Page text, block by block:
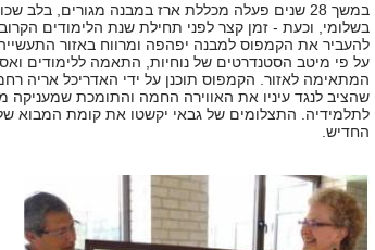
במשך 28 שנים פעלה מכללת ארז במבנה מגורים, בלב
בשלומי, וכעת - זמן קצר לפני תחילת שנת הלימודים
להעביר את הקמפוס למבנה יפהפה ומרווח באזור
על פי מיטב הסטנדרטים של נוחיות, התאמה ללימודים
המתאימה לאזור. הקמפוס תוכנן על ידי האדריכל אריה
שהציב לנגד עיניו את האווירה החמה והתומכת שמעניקה
לתלמידיה. התצלומים של גבאי יקשטו את קומת המבוא
החדיש.